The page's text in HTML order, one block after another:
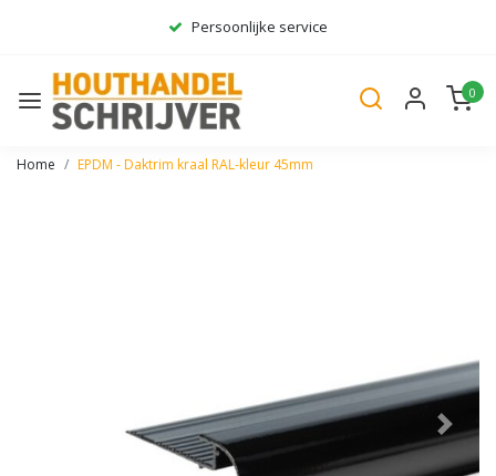
Persoonlijke service
Gratis bezorgd*
0
Home EPDM - Daktrim kraal RAL-kleur 45mm